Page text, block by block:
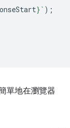
} ` );
單地在瀏覽器